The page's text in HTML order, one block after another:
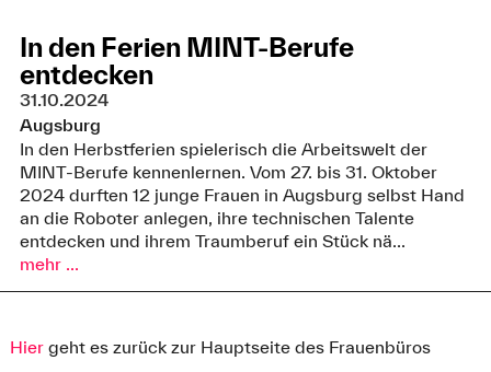
In den Ferien MINT-Berufe
entdecken
31.10.2024
Augsburg
In den Herbstferien spielerisch die Arbeitswelt der
MINT-Berufe kennenlernen. Vom 27. bis 31. Oktober
2024 durften 12 junge Frauen in Augsburg selbst Hand
an die Roboter anlegen, ihre technischen Talente
entdecken und ihrem Traumberuf ein Stück nä...
mehr ...
Hier geht es zurück zur Hauptseite des Frauenbüros